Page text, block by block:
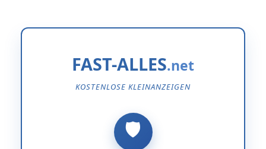
FAST-ALLES
KOSTENLOSE KLEINANZEIGEN